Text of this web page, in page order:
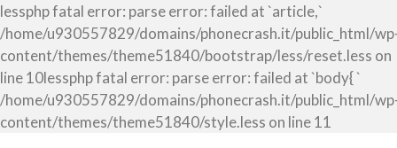
lessphp fatal error: parse error: failed at `article,`
/home/u930557829/domains/phonecrash.it/public_html/
content/themes/theme51840/bootstrap/less/reset.less on
line 10lessphp fatal error: parse error: failed at `body{ `
/home/u930557829/domains/phonecrash.it/public_html/
content/themes/theme51840/style.less on line 11